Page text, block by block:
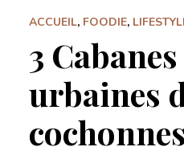
ACCUEIL, FOODIE,
3
urbaines
cochonnes